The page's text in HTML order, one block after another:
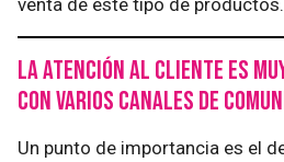
La atención al cliente es
con varios canales de
Un punto de importancia es el